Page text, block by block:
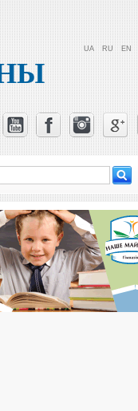
UA RU EN